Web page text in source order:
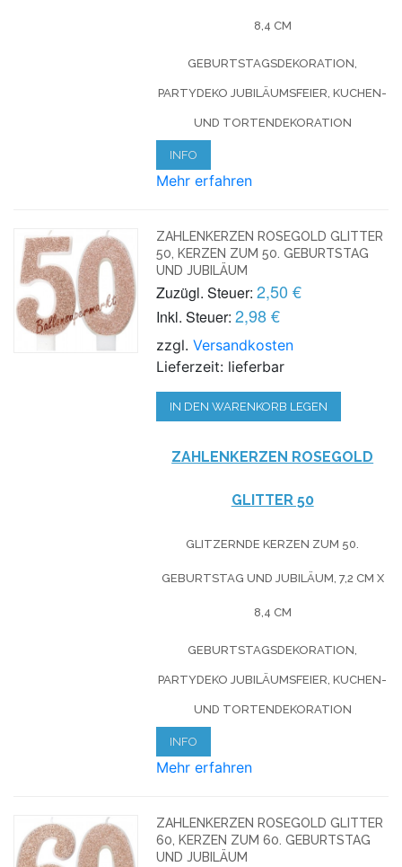
8,4 CM
GEBURTSTAGSDEKORATION,
PARTYDEKO JUBILÄUMSFEIER, KUCHEN-
UND TORTENDEKORATION
INFO
Mehr erfahren
ZAHLENKERZEN ROSEGOLD GLITTER
50, KERZEN ZUM 50. GEBURTSTAG
UND JUBILÄUM
Zuzügl. Steuer: 2,50 €
Inkl. Steuer: 2,98 €
zzgl.Versandkosten
Lieferzeit: lieferbar
IN DEN WARENKORB LEGEN
ZAHLENKERZEN ROSEGOLD
GLITTER 50
GLITZERNDE KERZEN ZUM 50.
GEBURTSTAG UND JUBILÄUM, 7,2 CM X
8,4 CM
GEBURTSTAGSDEKORATION,
PARTYDEKO JUBILÄUMSFEIER, KUCHEN-
UND TORTENDEKORATION
INFO
Mehr erfahren
ZAHLENKERZEN ROSEGOLD GLITTER
60, KERZEN ZUM 60. GEBURTSTAG
UND JUBILÄUM